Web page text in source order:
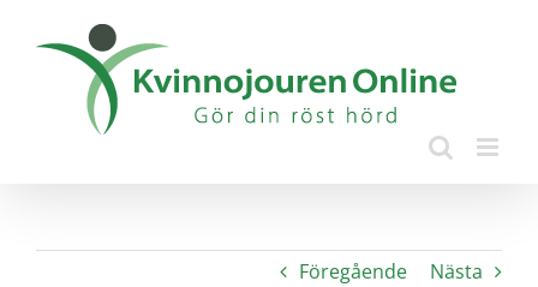
Föregående Nästa